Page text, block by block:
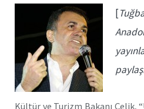
[
Kültür ve Turizm Bakanı Çelik,